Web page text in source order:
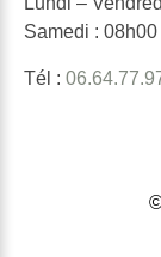
Samedi :
Tél :